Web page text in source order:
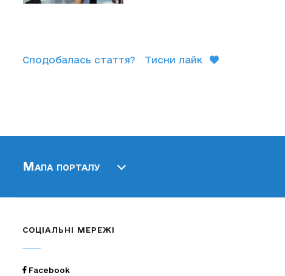
Сподобалась стаття? Тисни лайк
Мапа порталу
СОЦІАЛЬНІ МЕРЕЖІ
Facebook